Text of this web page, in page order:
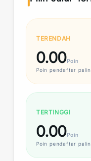
TERENDAH
0.00Poin
Poin pendaftar
TERTINGGI
0.00Poin
Poin pendaftar